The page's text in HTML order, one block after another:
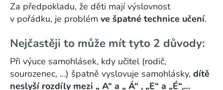
Za předpokladu, že děti mají výslovnost
v pořádku, je problém ve špatné technice učení.
Nejčastěji to může mít tyto 2 důvody:
Při výuce samohlásek, kdy učitel (rodič,
sourozenec, …) špatně vyslovuje samohlásky, dítě
neslyší rozdíly mezi „ A“ a „ Á“ , „E“ a „É“,…